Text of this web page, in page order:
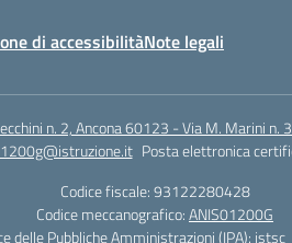
di accessibilitàNote legali
n. 2, Ancona 60123 - Via M. Marini n.
Posta elettronica
Codice fiscale: 93122280428
Codice meccanografico:ANIS01200G
delle Pubbliche Amministrazioni (IPA):